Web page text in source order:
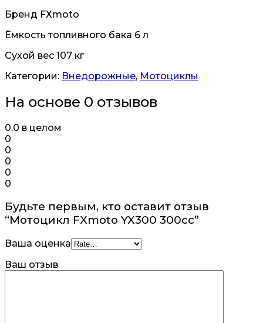
Бренд FХmоtо
Ёмкость топливного бака 6 л
Сухой вес 107 кг
Категории: Внедорожные, Мотоциклы
На основе 0 отзывов
0.0 в целом
0
0
0
0
0
Будьте первым, кто оставит отзыв
“Мотоцикл FXmoto YX300 300сс”
Ваша оценка
Ваш отзыв